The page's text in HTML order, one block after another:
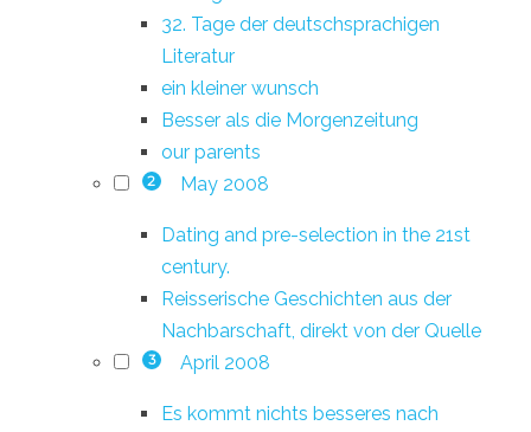
32. Tage der deutschsprachigen
Literatur
ein kleiner wunsch
Besser als die Morgenzeitung
our parents
2 May 2008
Dating and pre-selection in the 21st
century.
Reisserische Geschichten aus der
Nachbarschaft, direkt von der Quelle
3 April 2008
Es kommt nichts besseres nach